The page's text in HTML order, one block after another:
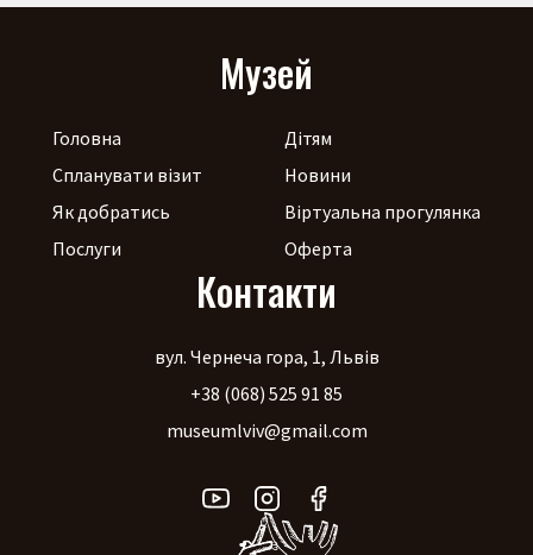
Музей
Головна
Спланувати візит
Як добратись
Послуги
Дітям
Новини
Віртуальна прогулянка
Оферта
Контакти
вул. Чернеча гора, 1, Львів
+38 (068) 525 91 85
museumlviv@gmail.com